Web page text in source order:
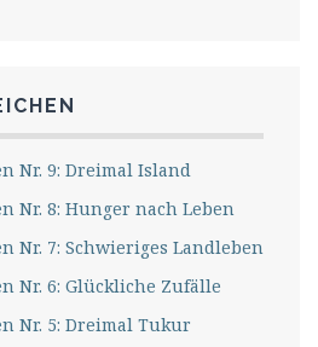
Nr. 9: Dreimal Island
Nr. 8: Hunger nach Leben
Nr. 7: Schwieriges Landleben
Nr. 6: Glückliche Zufälle
Nr. 5: Dreimal Tukur